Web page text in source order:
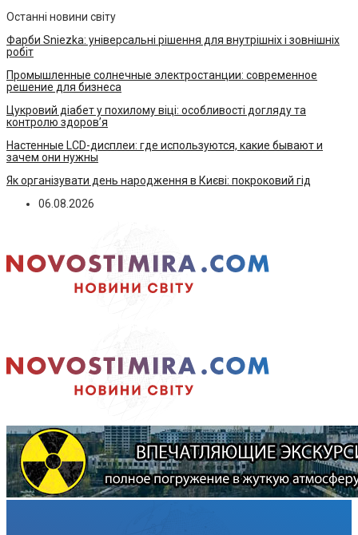
Останні новини світу
Фарби Sniezka: універсальні рішення для внутрішніх і зовнішніх
робіт
Промышленные солнечные электростанции: современное
решение для бизнеса
Цукровий діабет у похилому віці: особливості догляду та
контролю здоров’я
Настенные LCD-дисплеи: где используются, какие бывают и
зачем они нужны
Як організувати день народження в Києві: покроковий гід
06.08.2026